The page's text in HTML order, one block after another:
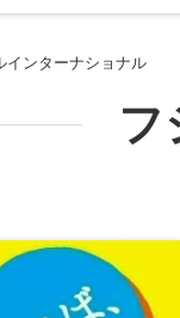
インターナショナル
フ